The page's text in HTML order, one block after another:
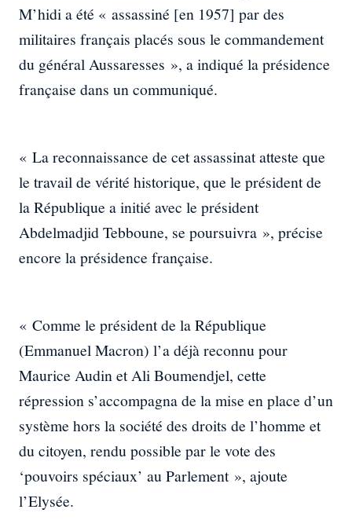
M’hidi a été « assassiné [en 1957] par des
militaires français placés sous le commandement
du général Aussaresses », a indiqué la présidence
française dans un communiqué.
« La reconnaissance de cet assassinat atteste que
le travail de vérité historique, que le président de
la République a initié avec le président
Abdelmadjid Tebboune, se poursuivra », précise
encore la présidence française.
« Comme le président de la République
(Emmanuel Macron) l’a déjà reconnu pour
Maurice Audin et Ali Boumendjel, cette
répression s’accompagna de la mise en place d’un
système hors la société des droits de l’homme et
du citoyen, rendu possible par le vote des
‘pouvoirs spéciaux’ au Parlement », ajoute
l’Elysée.